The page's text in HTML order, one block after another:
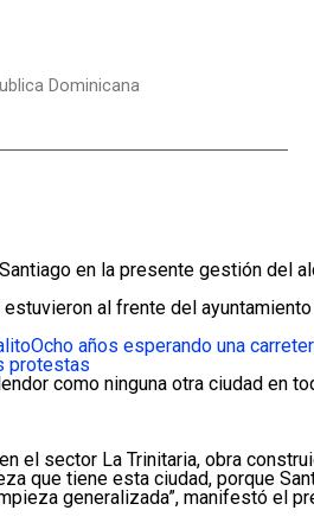
Dominicana
en la presente gestión del
al frente del ayuntamiento
Ocho años esperando una
protestas
como ninguna otra ciudad en
el sector La Trinitaria, obra
que tiene esta ciudad, porque
generalizada”, manifestó el